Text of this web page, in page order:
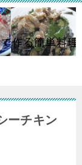
ーチキン